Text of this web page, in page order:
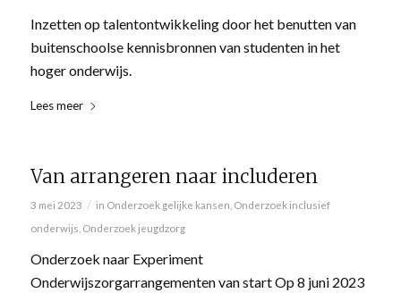
Inzetten op talentontwikkeling door het benutten van
buitenschoolse kennisbronnen van studenten in het
hoger onderwijs.
Lees meer
Van arrangeren naar includeren
3 mei 2023 / in Onderzoek gelijke kansen Onderzoek inclusief
onderwijs Onderzoek jeugdzorg
Onderzoek naar Experiment
Onderwijszorgarrangementen van start Op 8 juni 2023